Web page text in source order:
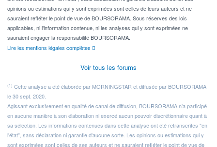
opinions ou estimations qui y sont exprimées sont celles de leurs auteurs et ne
sauraient refléter le point de vue de BOURSORAMA. Sous réserves des lois
applicables, ni l'information contenue, ni les analyses qui y sont exprimées ne
sauraient engager la responsabilité BOURSORAMA.
Lire les mentions légales complètes
Voir tous les forums
(1) Cette analyse a été élaborée par MORNINGSTAR et diffusée par BOURSORAMA
le 30 sept. 2020.
Agissant exclusivement en qualité de canal de diffusion, BOURSORAMA n'a participé
en aucune manière à son élaboration ni exercé aucun pouvoir discrétionnaire quant à
sa sélection. Les informations contenues dans cette analyse ont été retranscrites "en
l'état", sans déclaration ni garantie d'aucune sorte. Les opinions ou estimations qui y
sont exprimées sont celles de ses auteurs et ne sauraient refléter le point de vue de